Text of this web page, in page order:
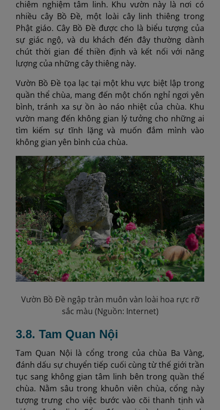
chiêm nghiệm tâm linh. Khu vườn này là nơi có
nhiều cây Bồ Đề, một loài cây linh thiêng trong
Phật giáo. Cây Bồ Đề được cho là biểu tượng của
sự giác ngộ, và du khách đến đây thường dành
chút thời gian để thiền định và kết nối với năng
lượng của những cây thiêng này.
Vườn Bồ Đề tọa lạc tại một khu vực biệt lập trong
quần thể chùa, mang đến một chốn nghỉ ngơi yên
bình, tránh xa sự ồn ào náo nhiệt của chùa. Khu
vườn mang đến không gian lý tưởng cho những ai
tìm kiếm sự tĩnh lặng và muốn đắm mình vào
không gian yên bình của chùa.
Vườn Bồ Đề ngập tràn muôn vàn loài hoa rực rỡ
sắc màu (Nguồn: Internet)
3.8. Tam Quan Nội
Tam Quan Nội là cổng trong của chùa Ba Vàng,
đánh dấu sự chuyển tiếp cuối cùng từ thế giới trần
tục sang không gian tâm linh bên trong quần thể
chùa. Nằm sâu trong khuôn viên chùa, cổng này
tượng trưng cho việc bước vào cõi thanh tịnh và